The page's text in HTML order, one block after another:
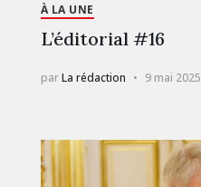
À LA UNE
L’éditorial #16
parLa rédaction 9 mai 2025